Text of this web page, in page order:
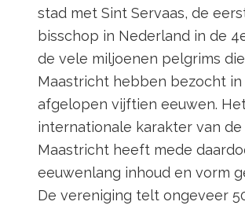
stad met Sint Servaas, de
bisschop in Nederland in de
de vele miljoenen pelgrims die
Maastricht hebben bezocht in
afgelopen vijftien eeuwen.
internationale karakter van de
Maastricht heeft mede
eeuwenlang inhoud en vorm
De vereniging telt ongeveer